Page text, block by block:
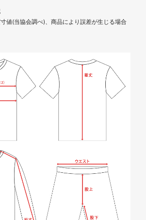
値(当協会調べ)、商品により誤差が生じる場合